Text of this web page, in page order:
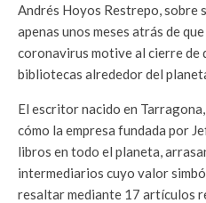
Andrés Hoyos Restrepo, sobre
apenas unos meses atrás de
coronavirus motive al cierre de
bibliotecas alrededor del
El escritor nacido en
cómo la empresa fundada por
libros en todo el planeta,
intermediarios cuyo valor
resaltar mediante 17 artículos